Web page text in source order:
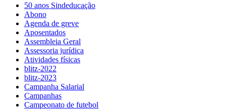
50 anos Sindeducação
Abono
Agenda de greve
Aposentados
Assembleia Geral
Assessoria jurídica
Atividades físicas
blitz-2022
blitz-2023
Campanha Salarial
Campanhas
Campeonato de futebol